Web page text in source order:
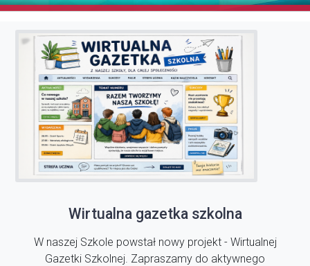
Wirtualna gazetka szkolna
W naszej Szkole powstał nowy projekt - Wirtualnej
Gazetki Szkolnej. Zapraszamy do aktywnego